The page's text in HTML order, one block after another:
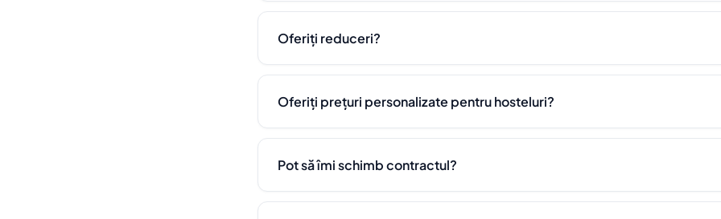
Oferiți reduceri?
Oferiți prețuri personalizate pentru hosteluri?
Pot să îmi schimb contractul?